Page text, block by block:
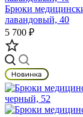
Брюки
лавандовый, 40
5 700 ₽